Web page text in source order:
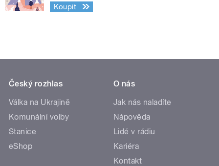
Koupit
Český rozhlas
Válka na Ukrajině
Komunální volby
Stanice
eShop
O nás
Jak nás naladíte
Nápověda
Lidé v rádiu
Kariéra
Kontakt